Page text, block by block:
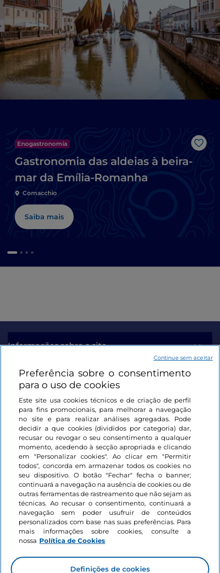
Enogastronomia
Gastronomia das aldeias à beira-
mar da Emília-Romanha
Comacchio
Saiba mais
Informações sobre o site
Ligações úteis
Iniciar sessão
Mantenha-se em contacto
Preferência sobre o consentimento
para o uso de cookies
Este site usa cookies técnicos e de criação de perfil
para fins promocionais, para melhorar a navegação
no site e para realizar análises agregadas. Pode
decidir a que cookies (divididos por categoria) dar,
recusar ou revogar o seu consentimento a qualquer
momento, acedendo à secção apropriada e clicando
em "Personalizar cookies". Ao clicar em "Permitir
todos", concorda em armazenar todos os cookies no
seu dispositivo. O botão "Fechar" fecha o banner;
continuará a navegação na ausência de cookies ou de
outras ferramentas de rastreamento que não sejam as
técnicas. Ao recusar o consentimento, continuará a
navegação sem poder usufruir de conteúdos
personalizados com base nas suas preferências. Para
mais informações sobre cookies, consulte a
nossa Política de Cookies
Definições de cookies
Continue sem aceitar